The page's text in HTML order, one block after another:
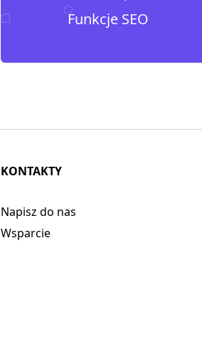
Funkcje SEO
KONTAKTY
Napisz do nas
Wsparcie